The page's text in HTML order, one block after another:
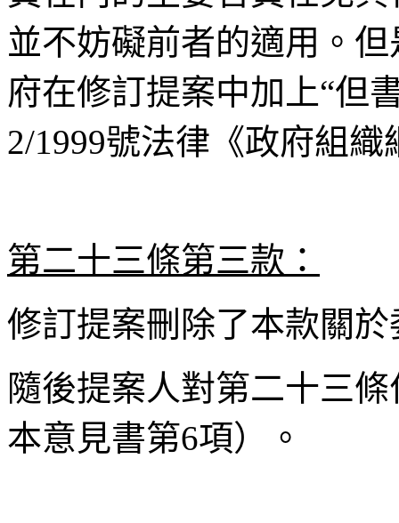
並不妨礙前者的適用。
府在修訂提案中加上“但
2/1999號法律《政府組
第二十三條第三款：
修訂提案刪除了本款關
隨後提案人對第二十三
本意見書第6項）。